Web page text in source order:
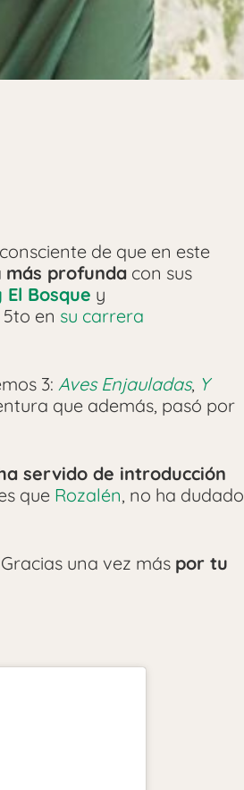
de que en este
más profunda con sus
El Bosque y
en su carrera
3: Aves Enjauladas, Y
que además, pasó por
servido de introducción
que Rozalén, no ha dudado
una vez más por tu